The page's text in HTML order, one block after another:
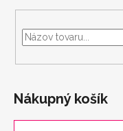
Nákupný košík